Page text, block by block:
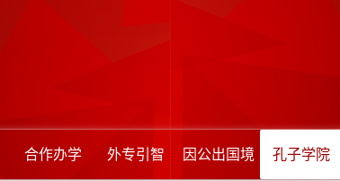
合作办学 外专引智 因公出国境 孔子学院